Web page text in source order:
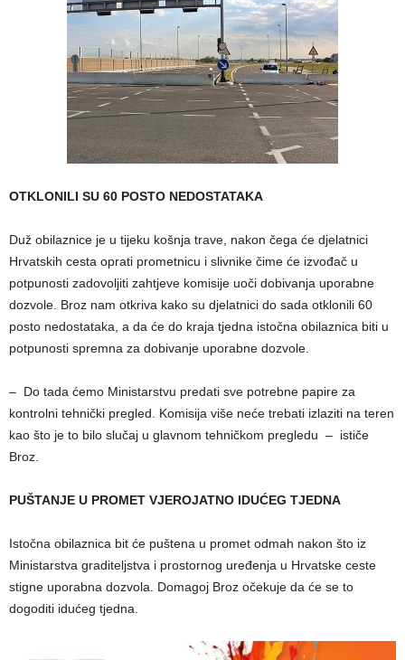
OTKLONILI SU 60 POSTO NEDOSTATAKA
Duž obilaznice je u tijeku košnja trave, nakon čega će djelatnici
Hrvatskih cesta oprati prometnicu i slivnike čime će izvođač u
potpunosti zadovoljiti zahtjeve komisije uoči dobivanja uporabne
dozvole. Broz nam otkriva kako su djelatnici do sada otklonili 60
posto nedostataka, a da će do kraja tjedna istočna obilaznica biti u
potpunosti spremna za dobivanje uporabne dozvole.
– Do tada ćemo Ministarstvu predati sve potrebne papire za
kontrolni tehnički pregled. Komisija više neće trebati izlaziti na teren
kao što je to bilo slučaj u glavnom tehničkom pregledu – ističe
Broz.
PUŠTANJE U PROMET VJEROJATNO IDUĆEG TJEDNA
Istočna obilaznica bit će puštena u promet odmah nakon što iz
Ministarstva graditeljstva i prostornog uređenja u Hrvatske ceste
stigne uporabna dozvola. Domagoj Broz očekuje da će se to
dogoditi idućeg tjedna.